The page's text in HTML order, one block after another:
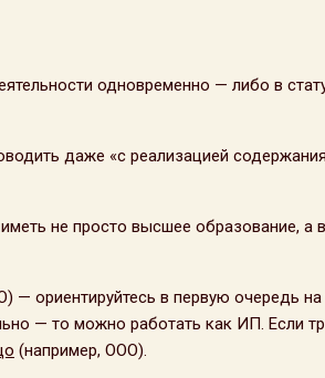
одновременно — либо в
даже «с реализацией
не просто высшее образование, а
ориентируйтесь в первую очередь на
— то можно работать как ИП. Если
(например, ООО).